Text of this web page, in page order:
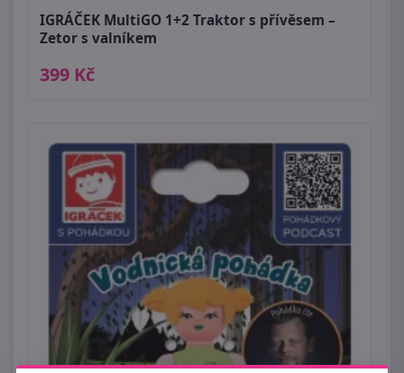
IGRÁČEK MultiGO 1+2 Traktor s přívěsem –
Zetor s valníkem
399 Kč